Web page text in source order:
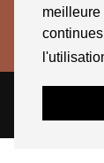
meilleure